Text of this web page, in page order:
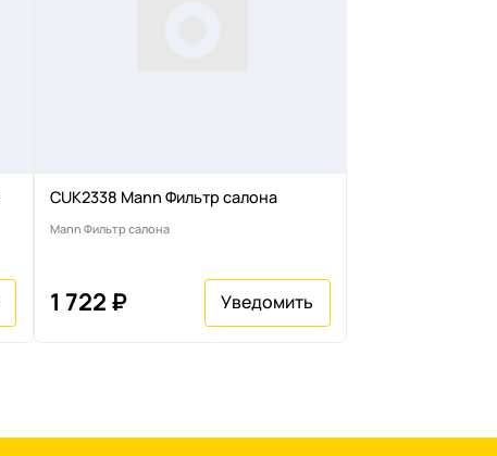
CUK2338 Mann Фильтр салона
Mann Фильтр салона
1 722 ₽